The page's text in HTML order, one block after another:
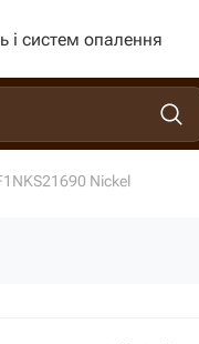
і систем опалення
Nickel